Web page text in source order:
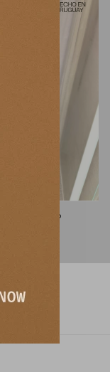
- Oxido